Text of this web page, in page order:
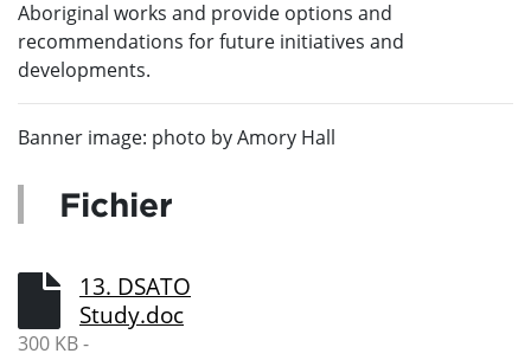
Aboriginal works and provide options and
recommendations for future initiatives and
developments.
Banner image: photo by Amory Hall
Fichier
13. DSATO
Study.doc
300 KB -